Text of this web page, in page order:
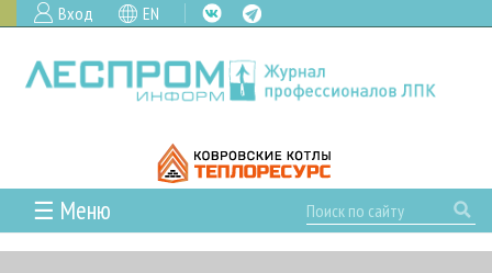
Вход EN
☰ Меню
ГЛАВНАЯ